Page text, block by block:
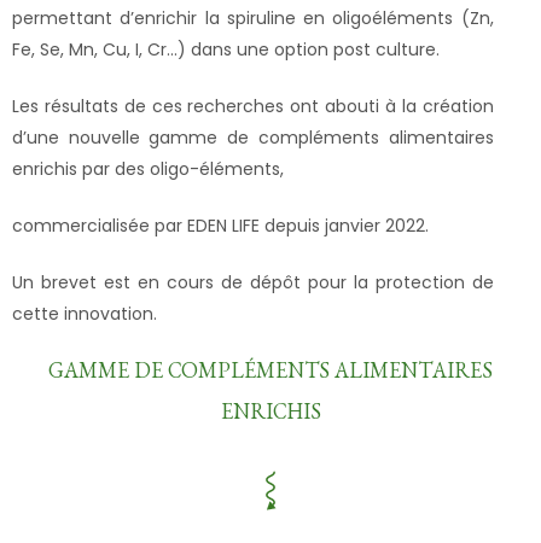
permettant d’enrichir la spiruline en oligoéléments (Zn,
Fe, Se, Mn, Cu, I, Cr…) dans une option post culture.
Les résultats de ces recherches ont abouti à la création
d’une nouvelle gamme de compléments alimentaires
enrichis par des oligo-éléments,
commercialisée par EDEN LIFE depuis janvier 2022.
Un brevet est en cours de dépôt pour la protection de
cette innovation.
GAMME DE COMPLÉMENTS ALIMENTAIRES
ENRICHIS